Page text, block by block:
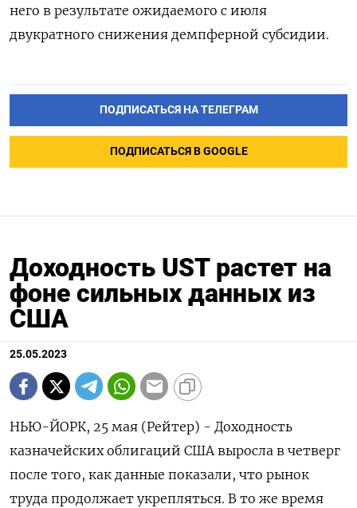
него в результате ожидаемого с июля
двукратного снижения демпферной субсидии.
ПОДПИСАТЬСЯ НА ТЕЛЕГРАМ
ПОДПИСАТЬСЯ В GOOGLE
Доходность UST растет на
фоне сильных данных из
США
25.05.2023
НЬЮ-ЙОРК, 25 мая (Рейтер) - Доходность
казначейских облигаций США выросла в четверг
после того, как данные показали, что рынок
труда продолжает укрепляться. В то же время